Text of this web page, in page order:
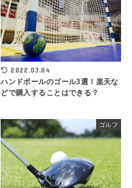
2022.03.04
ハンドボールのゴール3選！楽天な
どで購入することはできる？
ゴルフ